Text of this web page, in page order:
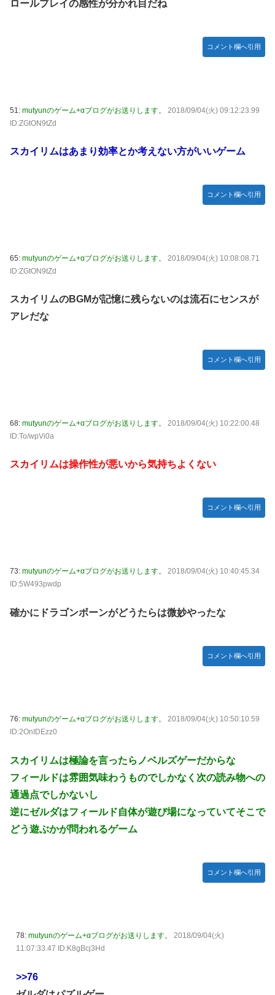
ロールプレイの感性が分かれ目だね
コメント欄へ引用
51: mutyunのゲーム+αブログがお送りします。
2018/09/04(火) 09:12:23.99
ID:ZGtON9tZd
スカイリムはあまり効率とか考えない方がいいゲーム
コメント欄へ引用
65: mutyunのゲーム+αブログがお送りします。
2018/09/04(火) 10:08:08.71
ID:ZGtON9tZd
スカイリムのBGMが記憶に残らないのは流石にセンスが
アレだな
コメント欄へ引用
68: mutyunのゲーム+αブログがお送りします。
2018/09/04(火) 10:22:00.48
ID:To/wpVi0a
スカイリムは操作性が悪いから気持ちよくない
コメント欄へ引用
73: mutyunのゲーム+αブログがお送りします。
2018/09/04(火) 10:40:45.34
ID:5W493pwdp
確かにドラゴンボーンがどうたらは微妙やったな
コメント欄へ引用
76: mutyunのゲーム+αブログがお送りします。
2018/09/04(火) 10:50:10.59
ID:2OnIDEzz0
スカイリムは極論を言ったらノベルズゲーだからな
フィールドは雰囲気味わうものでしかなく次の読み物への
通過点でしかないし
逆にゼルダはフィールド自体が遊び場になっていてそこで
どう遊ぶかが問われるゲーム
コメント欄へ引用
78: mutyunのゲーム+αブログがお送りします。
2018/09/04(火)
11:07:33.47 ID:K8gBcj3Hd
>>76